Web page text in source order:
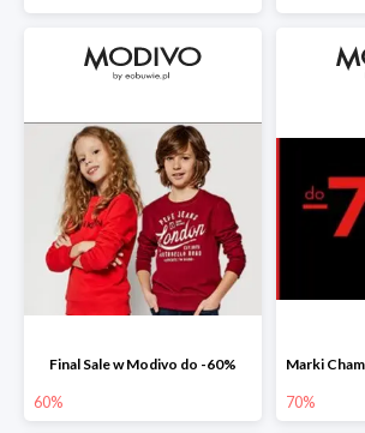
Final Sale w Modivo do -60%
60% 70%